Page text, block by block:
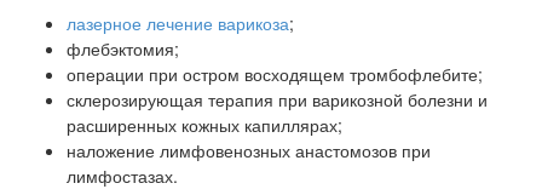
лазерное лечение варикоза;
флебэктомия;
операции при остром восходящем тромбофлебите;
склерозирующая терапия при варикозной болезни и
расширенных кожных капиллярах;
наложение лимфовенозных анастомозов при
лимфостазах.